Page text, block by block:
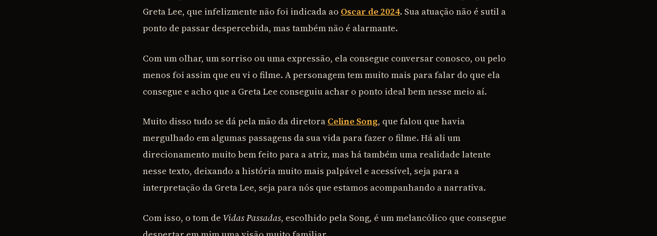
Greta Lee, que infelizmente não foi indicada ao Oscar de 2024. Sua atuação não é sutil a
ponto de passar despercebida, mas também não é alarmante.
Com um olhar, um sorriso ou uma expressão, ela consegue conversar conosco, ou pelo
menos foi assim que eu vi o filme. A personagem tem muito mais para falar do que ela
consegue e acho que a Greta Lee conseguiu achar o ponto ideal bem nesse meio aí.
Muito disso tudo se dá pela mão da diretora Celine Song, que falou que havia
mergulhado em algumas passagens da sua vida para fazer o filme. Há ali um
direcionamento muito bem feito para a atriz, mas há também uma realidade latente
nesse texto, deixando a história muito mais palpável e acessível, seja para a
interpretação da Greta Lee, seja para nós que estamos acompanhando a narrativa.
Com isso, o tom de Vidas Passadas, escolhido pela Song, é um melancólico que consegue